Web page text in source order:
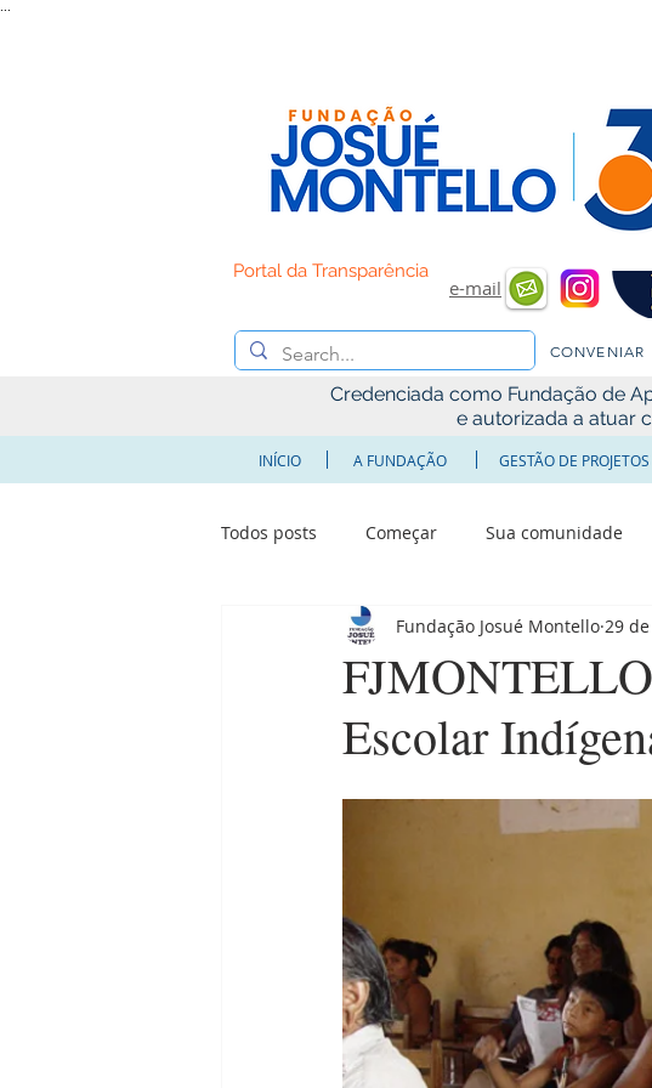
Portal da Transparência
e-mail
CONVENIAR
Credenciada como Fundação de
e autorizada a atuar
INÍCIO A FUNDAÇÃO GESTÃO DE PROJETOS
Todos posts Começar Sua comunidade
Escolar
Fundação Josué Montello 29